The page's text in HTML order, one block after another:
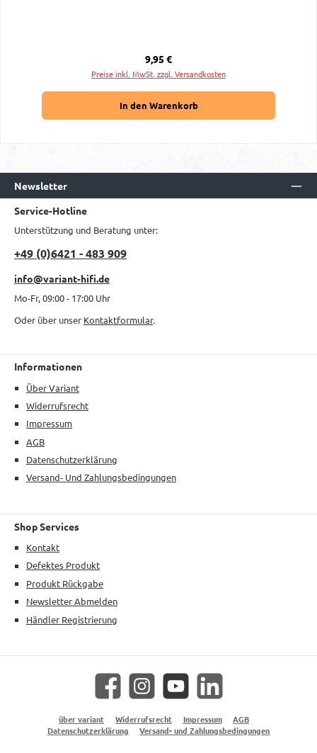
Regulärer Preis:
9,95 €
Preise inkl. MwSt. zzgl. Versandkosten
In den Warenkorb
Newsletter
Service-Hotline
Unterstützung und Beratung unter:
+49 (0)6421 - 483 909
info@variant-hifi.de
Mo-Fr, 09:00 - 17:00 Uhr
Oder über unser Kontaktformular.
Informationen
Über Variant
Widerrufsrecht
Impressum
AGB
Datenschutzerklärung
Versand- Und Zahlungsbedingungen
Shop Services
Kontakt
Defektes Produkt
Produkt Rückgabe
Newsletter Abmelden
Händler Registrierung
Facebook Instagram YouTube LinkedIn
über variant Widerrufsrecht Impressum
AGB
Datenschutzerklärung
Versand- und Zahlungsbedingungen